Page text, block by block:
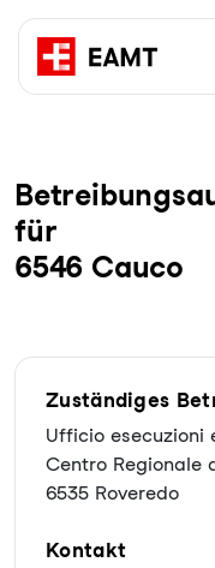
für
6546 Cauco
Zuständiges
Ufficio esecuzioni
Centro Regionale
6535 Roveredo
Kontakt